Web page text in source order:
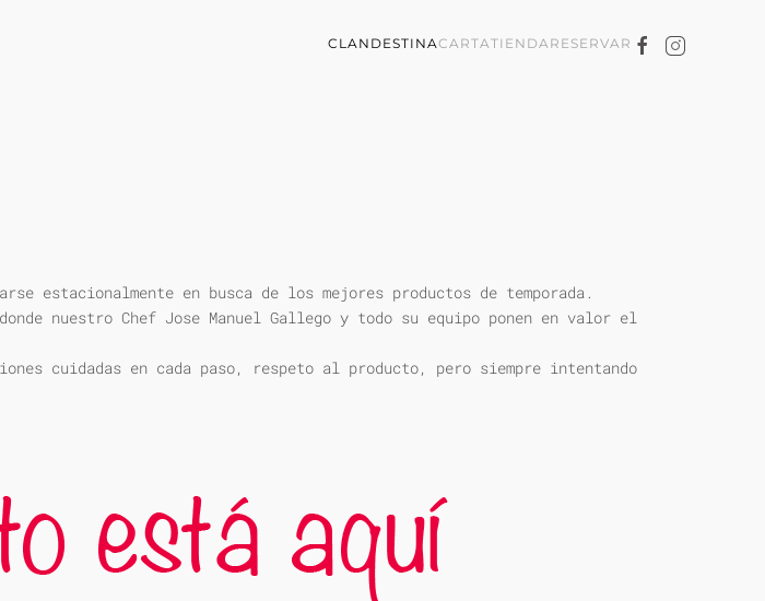
CLANDESTINACARTATIENDARESERVAR
estacionalmente en busca de los mejores productos de temporada.
nuestro Chef Jose Manuel Gallego y todo su equipo ponen en valor el
cuidadas en cada paso, respeto al producto, pero siempre intentando